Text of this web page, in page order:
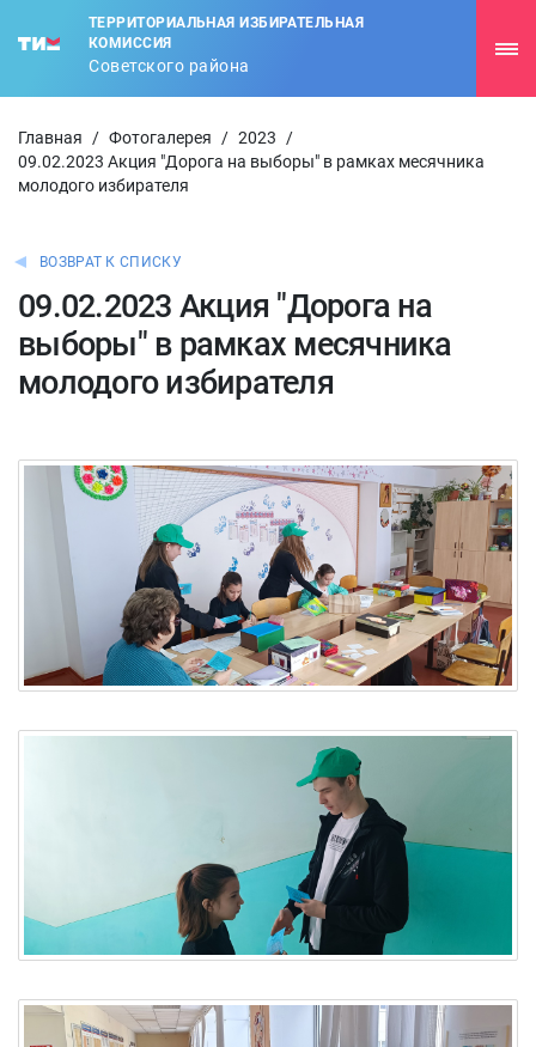
ТЕРРИТОРИАЛЬНАЯ ИЗБИРАТЕЛЬНАЯ
КОМИССИЯ
Советского района
Главная / Фотогалерея / 2023
/
09.02.2023 Акция "Дорога на выборы" в рамках месячника
молодого избирателя
ВОЗВРАТ К СПИСКУ
09.02.2023 Акция "Дорога на
выборы" в рамках месячника
молодого избирателя